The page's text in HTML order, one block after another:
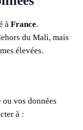
à France.
du Mali, mais
élevées.
vos données
à :